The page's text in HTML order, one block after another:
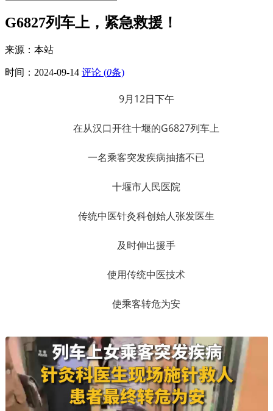
G6827列车上，紧急救援！
来源：本站
时间： 2024-09-14 评论 (0条)
9月12日下午
在从汉口开往十堰的G6827列车上
一名乘客突发疾病抽搐不已
十堰市人民医院
传统中医针灸科创始人张发医生
及时伸出援手
使用传统中医技术
使乘客转危为安